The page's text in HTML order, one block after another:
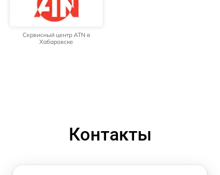
Сервисный центр ATN в
Хабаровске
Контакты